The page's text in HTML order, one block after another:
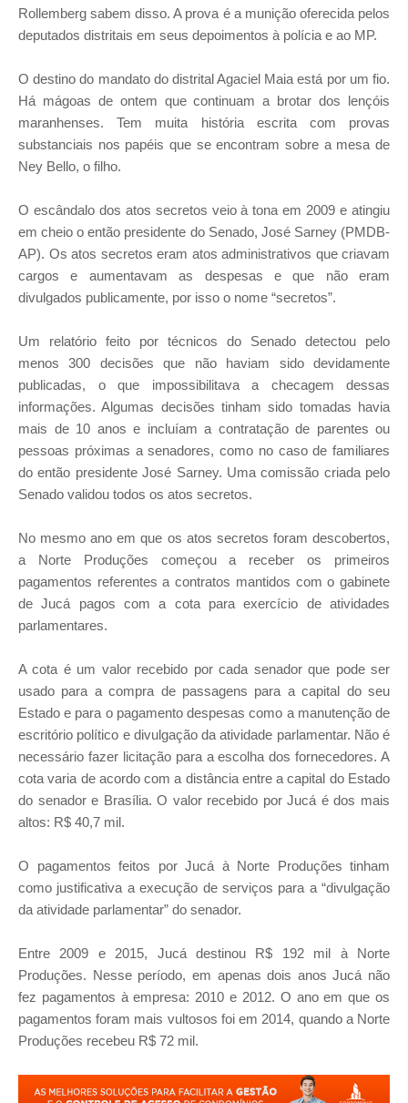
Rollemberg sabem disso. A prova é a munição oferecida pelos
deputados distritais em seus depoimentos à polícia e ao MP.
O destino do mandato do distrital Agaciel Maia está por um fio.
Há mágoas de ontem que continuam a brotar dos lençóis
maranhenses. Tem muita história escrita com provas
substanciais nos papéis que se encontram sobre a mesa de
Ney Bello, o filho.
O escândalo dos atos secretos veio à tona em 2009 e atingiu
em cheio o então presidente do Senado, José Sarney (PMDB-
AP). Os atos secretos eram atos administrativos que criavam
cargos e aumentavam as despesas e que não eram
divulgados publicamente, por isso o nome “secretos”.
Um relatório feito por técnicos do Senado detectou pelo
menos 300 decisões que não haviam sido devidamente
publicadas, o que impossibilitava a checagem dessas
informações. Algumas decisões tinham sido tomadas havia
mais de 10 anos e incluíam a contratação de parentes ou
pessoas próximas a senadores, como no caso de familiares
do então presidente José Sarney. Uma comissão criada pelo
Senado validou todos os atos secretos.
No mesmo ano em que os atos secretos foram descobertos,
a Norte Produções começou a receber os primeiros
pagamentos referentes a contratos mantidos com o gabinete
de Jucá pagos com a cota para exercício de atividades
parlamentares.
A cota é um valor recebido por cada senador que pode ser
usado para a compra de passagens para a capital do seu
Estado e para o pagamento despesas como a manutenção de
escritório político e divulgação da atividade parlamentar. Não é
necessário fazer licitação para a escolha dos fornecedores. A
cota varia de acordo com a distância entre a capital do Estado
do senador e Brasília. O valor recebido por Jucá é dos mais
altos: R$ 40,7 mil.
O pagamentos feitos por Jucá à Norte Produções tinham
como justificativa a execução de serviços para a “divulgação
da atividade parlamentar” do senador.
Entre 2009 e 2015, Jucá destinou R$ 192 mil à Norte
Produções. Nesse período, em apenas dois anos Jucá não
fez pagamentos à empresa: 2010 e 2012. O ano em que os
pagamentos foram mais vultosos foi em 2014, quando a Norte
Produções recebeu R$ 72 mil.